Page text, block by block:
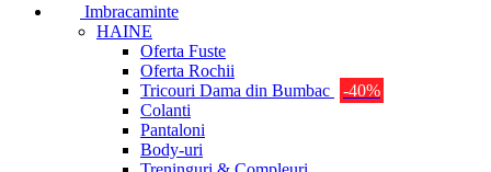
Imbracaminte
HAINE
Oferta Fuste
Oferta Rochii
Tricouri Dama din Bumbac
-40%
Colanti
Pantaloni
Body-uri